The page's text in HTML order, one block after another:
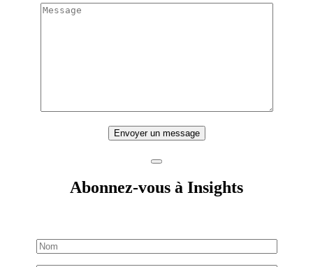
Envoyer un message
Abonnez-vous à Insights